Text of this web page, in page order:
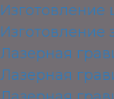
Изготовление
Изготовление
Лазерная
Лазерная